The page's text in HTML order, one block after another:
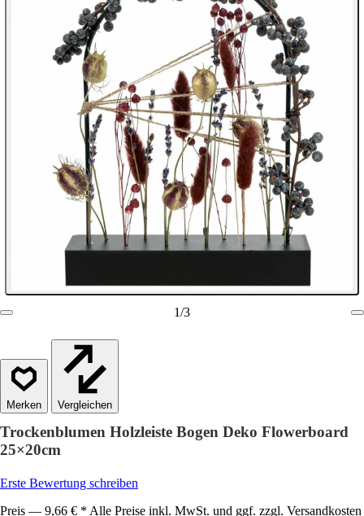
1/3
Vergleichen
Trockenblumen Holzleiste Bogen Deko Flowerboard
25×20cm
Erste Bewertung schreiben
Preis — 9,66 € * Alle Preise inkl. MwSt. und ggf. zzgl. Versandkosten